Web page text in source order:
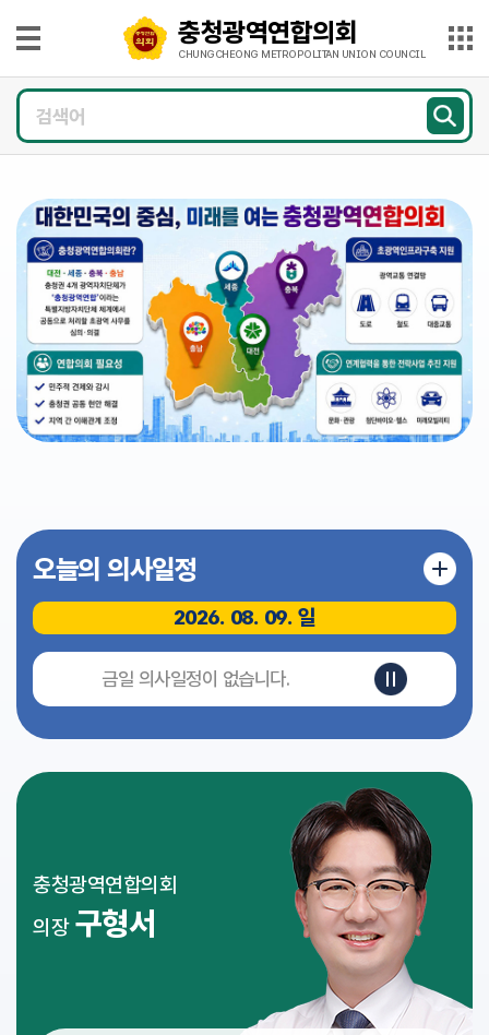
광
역
연
의
회
METROPOLITAN
UNION
COUNCIL
회
소
의
원
광
장
의
정
활
동
의
자
회
의
록
영
상
의
송
참
충청광역연합의회
CHUNGCHEONG METROPOLITAN UNION COUNCIL
오늘의 의사일정
2026. 08. 09. 일
금일 의사일정이 없습니다.
충청광역연합의회
의장 구형서